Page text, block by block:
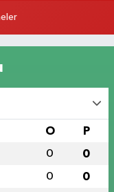
O P
0 0
0 0